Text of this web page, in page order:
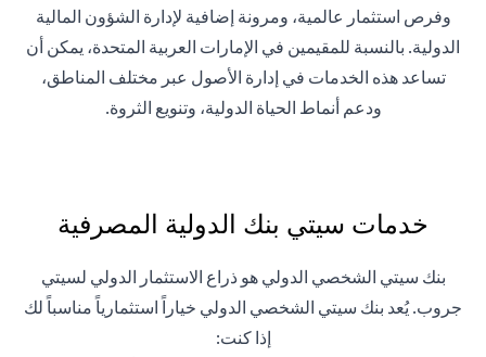
وفرص استثمار عالمية، ومرونة إضافية لإدارة الشؤون المالية
الدولية. بالنسبة للمقيمين في الإمارات العربية المتحدة، يمكن أن
تساعد هذه الخدمات في إدارة الأصول عبر مختلف المناطق،
ودعم أنماط الحياة الدولية، وتنويع الثروة.
خدمات سيتي بنك الدولية المصرفية
بنك سيتي الشخصي الدولي هو ذراع الاستثمار الدولي لسيتي
جروب. يُعد بنك سيتي الشخصي الدولي خياراً استثمارياً مناسباً لك
إذا كنت: